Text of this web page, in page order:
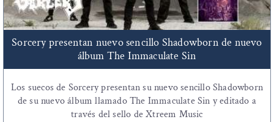
Sorcery presentan nuevo sencillo Shadowborn de nuevo
álbum The Immaculate Sin
Los suecos de Sorcery presentan su nuevo sencillo Shadowborn
de su nuevo álbum llamado The Immaculate Sin y editado a
través del sello de Xtreem Music